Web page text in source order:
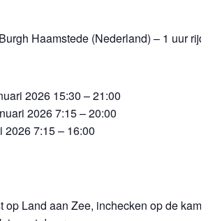
Haamstede (Nederland) – 1 uur
2026 15:30 – 21:00
2026 7:15 – 20:00
2026 7:15 – 16:00
op Land aan Zee, inchecken op de